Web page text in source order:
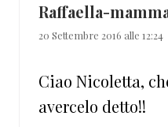
Raffaella-
20 Settembre 2016 alle 12:24
Ciao Nicoletta,
avercelo detto!!